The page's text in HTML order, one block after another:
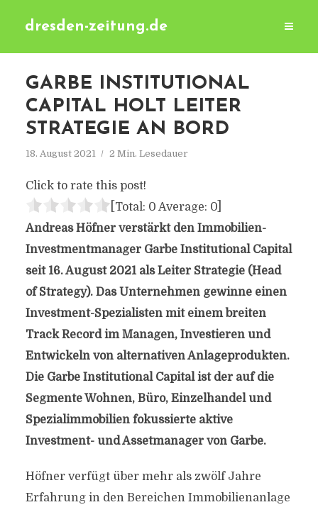
dresden-zeitung.de
GARBE INSTITUTIONAL
CAPITAL HOLT LEITER
STRATEGIE AN BORD
18. August 2021 2 Min. Lesedauer
Click to rate this post!
[Total: 0 Average: 0]
Andreas Höfner verstärkt den Immobilien-
Investmentmanager Garbe Institutional Capital
seit 16. August 2021 als Leiter Strategie (Head
of Strategy). Das Unternehmen gewinne einen
Investment-Spezialisten mit einem breiten
Track Record im Managen, Investieren und
Entwickeln von alternativen Anlageprodukten.
Die Garbe Institutional Capital ist der auf die
Segmente Wohnen, Büro, Einzelhandel und
Spezialimmobilien fokussierte aktive
Investment- und Assetmanager von Garbe.
Höfner verfügt über mehr als zwölf Jahre
Erfahrung in den Bereichen Immobilienanlage